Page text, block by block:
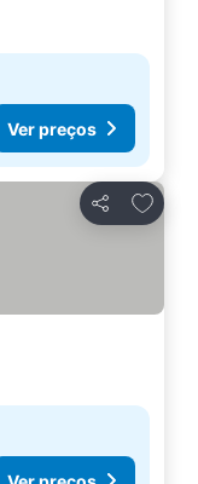
Ver preços
Partilhar